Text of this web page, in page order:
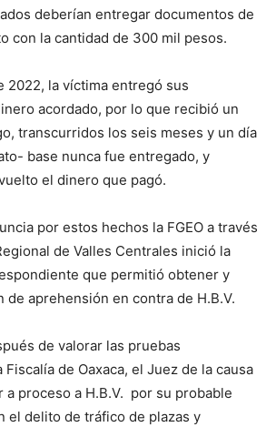
deberían entregar documentos de
con la cantidad de 300 mil pesos.
2022, la víctima entregó sus
acordado, por lo que recibió un
transcurridos los seis meses y un día
base nunca fue entregado, y
el dinero que pagó.
por estos hechos la FGEO a través
de Valles Centrales inició la
que permitió obtener y
de aprehensión en contra de H.B.V.
de valorar las pruebas
de Oaxaca, el Juez de la causa
proceso a H.B.V. por su probable
el delito de tráfico de plazas y